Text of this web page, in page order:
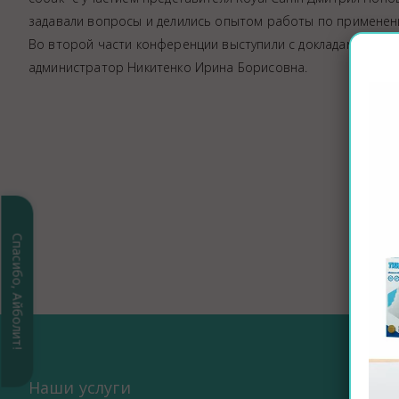
Спасибо, Айболит!
Видеоэндоскопия
Иммунопрофилактика
Чипирование - электронная
задавали вопросы и делились опытом работы по
Во второй части конференции выступили с докладами
администратор Никитенко Ирина Борисовна.
Наши услуги